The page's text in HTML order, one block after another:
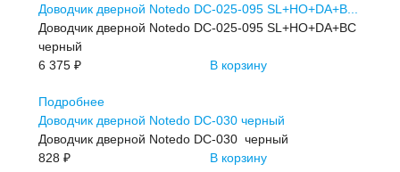
Доводчик дверной Notedo DC-025-095 SL+HO+DA+B...
Доводчик дверной Notedo DC-025-095 SL+HO+DA+BC
черный
6 375 ₽
В корзину
Подробнее
Доводчик дверной Notedo DC-030 черный
Доводчик дверной Notedo DC-030 черный
828 ₽
В корзину